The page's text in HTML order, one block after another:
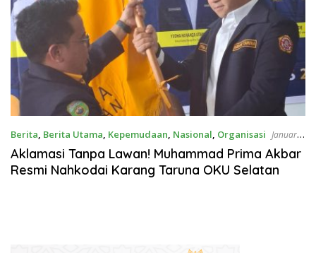
Berita, Berita Utama, Kepemudaan, Nasional, Organisasi January
17, 2026
Aklamasi Tanpa Lawan! Muhammad Prima Akbar
Resmi Nahkodai Karang Taruna OKU Selatan